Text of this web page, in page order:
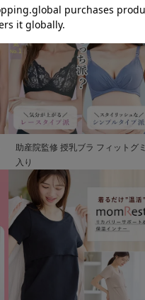
助産院監修 授乳ブラ フィットグミ
入り